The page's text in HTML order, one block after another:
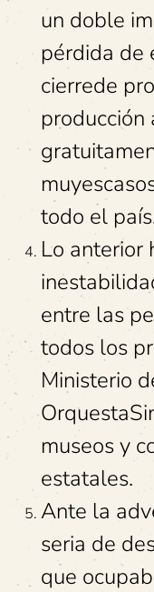
un doble
pérdida de
cierrede
todo el
Lo anterior
entre las
todos los
Ministerio
museos y
estatales.
Ante la
seria de
que